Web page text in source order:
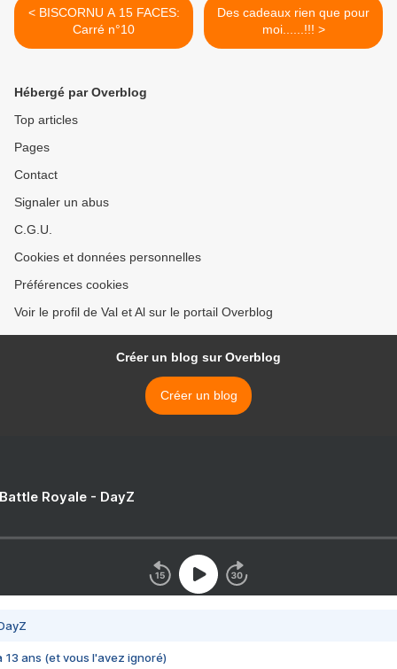
< BISCORNU A 15 FACES:
Carré n°10
Des cadeaux rien que pour
moi......!!! >
Hébergé par Overblog
Top articles
Pages
Contact
Signaler un abus
C.G.U.
Cookies et données personnelles
Préférences cookies
Voir le profil de Val et Al sur le portail Overblog
Créer un blog sur Overblog
Créer un blog
Royale - DayZ
13 ans (et vous l'avez ignoré)